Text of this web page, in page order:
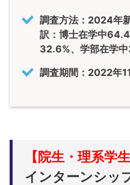
調査方法：2024年
訳：博士在学中
32.6%、学部在学中
調査期間：2022年
【院生・理系学
インターンシッ